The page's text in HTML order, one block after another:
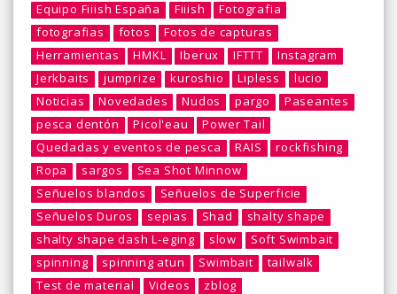
Equipo Fiiish España
Fiiish
Fotografia
fotografias
fotos
Fotos de capturas
Herramientas
HMKL Iberux IFTTT
Instagram
Jerkbaits
jumprize kuroshio Lipless
lucio
Noticias
Novedades Nudos pargo
Paseantes
pesca dentón
Picol'eau
Power Tail
Quedadas y eventos de pesca
RAIS
rockfishing
Ropa
sargos
Sea Shot Minnow
Señuelos blandos
Señuelos de Superficie
Señuelos Duros
sepias Shad
shalty shape
shalty shape dash L-eging
slow
Soft Swimbait
spinning
spinning atun Swimbait
tailwalk
Test de material
Videos zblog